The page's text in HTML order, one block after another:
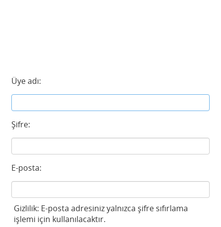
Üye adı:
Şifre:
E-posta:
Gizlilik: E-posta adresiniz yalnızca şifre sıfırlama
işlemi için kullanılacaktır.